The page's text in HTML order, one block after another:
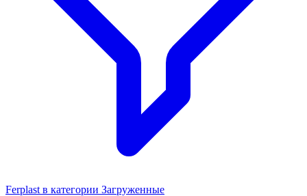
Ferplast в категории Загруженные